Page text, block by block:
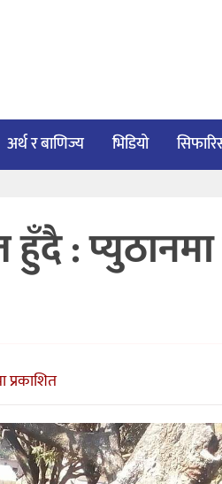
अर्थ र बाणिज्य भिडियो
: प्युठानमा